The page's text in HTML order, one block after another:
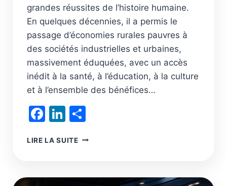
grandes réussites de l’histoire humaine.
En quelques décennies, il a permis le
passage d’économies rurales pauvres à
des sociétés industrielles et urbaines,
massivement éduquées, avec un accès
inédit à la santé, à l’éducation, à la culture
et à l’ensemble des bénéfices…
Facebook
LinkedIn
LIRE LA SUITELA